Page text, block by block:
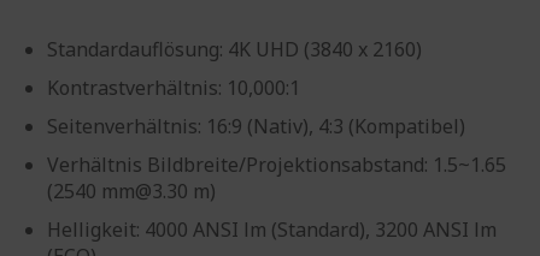
Standardauflösung: 4K UHD (3840 x 2160)
Kontrastverhältnis: 10,000:1
Seitenverhältnis: 16:9 (Nativ), 4:3 (Kompatibel)
Verhältnis Bildbreite/Projektionsabstand: 1.5~1.65
(2540 mm@3.30 m)
Helligkeit: 4000 ANSI lm (Standard), 3200 ANSI lm